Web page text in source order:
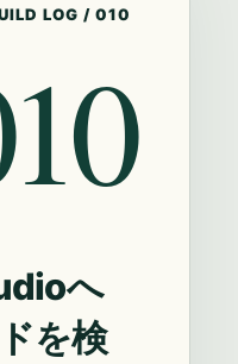
LOG / 010
へ
を検